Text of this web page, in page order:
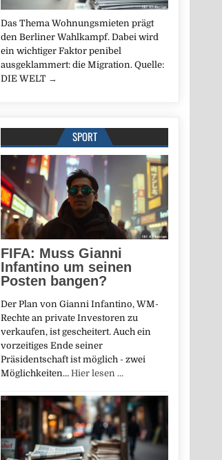
Das Thema Wohnungsmieten prägt
den Berliner Wahlkampf. Dabei wird
ein wichtiger Faktor penibel
ausgeklammert: die Migration. Quelle:
DIE WELT →
SPORT
FIFA: Muss Gianni
Infantino um seinen
Posten bangen?
Der Plan von Gianni Infantino, WM-
Rechte an private Investoren zu
verkaufen, ist gescheitert. Auch ein
vorzeitiges Ende seiner
Präsidentschaft ist möglich - zwei
Möglichkeiten… Hier lesen …